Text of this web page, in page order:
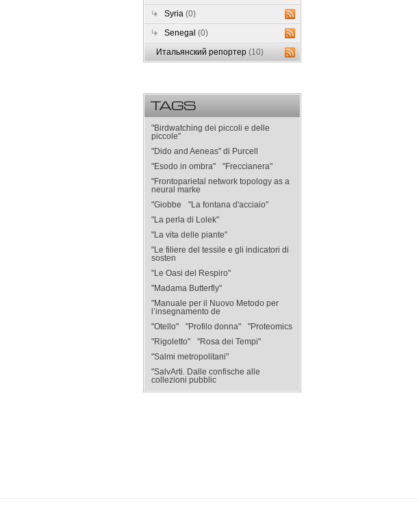
Syria(0)
Senegal(0)
Итальянский репортер(10)
TAGS
"Birdwatching dei piccoli e delle
piccole"
"Dido and Aeneas" di Purcell
"Esodo in ombra"
"Freccianera"
"Frontoparietal network topology as a
neural marke
"Giobbe
"La fontana d'acciaio"
"La perla di Lolek"
"La vita delle piante"
"Le filiere del tessile e gli indicatori di
sosten
"Le Oasi del Respiro"
"Madama Butterfly"
"Manuale per il Nuovo Metodo per
l’insegnamento de
"Otello"
"Profilo donna"
"Proteomics
"Rigoletto"
"Rosa dei Tempi"
"Salmi metropolitani"
"SalvArti. Dalle confische alle
collezioni pubblic